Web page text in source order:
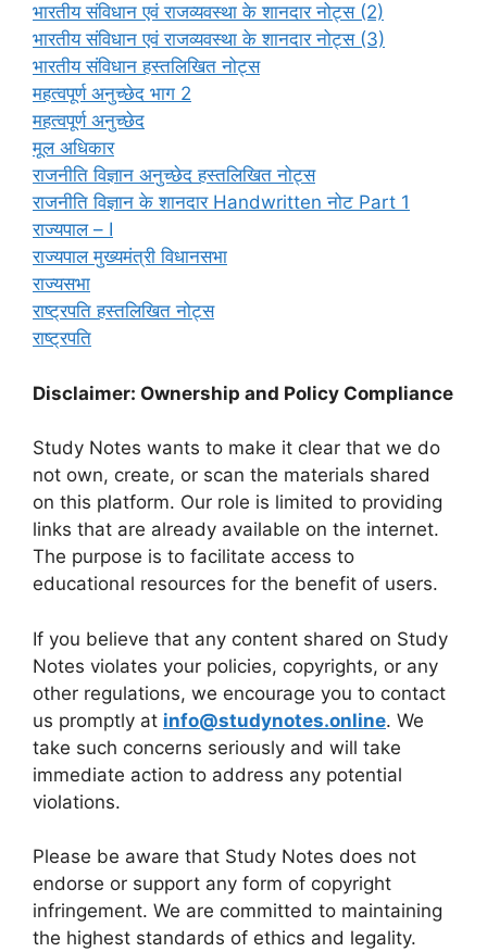
भारतीय संविधान एवं राजव्यवस्था के शानदार नोट्स (2)
भारतीय संविधान एवं राजव्यवस्था के शानदार नोट्स (3)
भारतीय संविधान हस्तलिखित नोट्स
महत्वपूर्ण अनुच्छेद भाग 2
महत्वपूर्ण अनुच्छेद
मूल अधिकार
राजनीति विज्ञान अनुच्छेद हस्तलिखित नोट्स
राजनीति विज्ञान के शानदार Handwritten नोट Part 1
राज्यपाल – I
राज्यपाल मुख्यमंत्री विधानसभा
राज्यसभा
राष्ट्रपति हस्तलिखित नोट्स
राष्ट्रपति
Disclaimer: Ownership and Policy Compliance
Study Notes wants to make it clear that we do
not own, create, or scan the materials shared
on this platform. Our role is limited to providing
links that are already available on the internet.
The purpose is to facilitate access to
educational resources for the benefit of users.
If you believe that any content shared on Study
Notes violates your policies, copyrights, or any
other regulations, we encourage you to contact
us promptly at info@studynotes.online. We
take such concerns seriously and will take
immediate action to address any potential
violations.
Please be aware that Study Notes does not
endorse or support any form of copyright
infringement. We are committed to maintaining
the highest standards of ethics and legality.